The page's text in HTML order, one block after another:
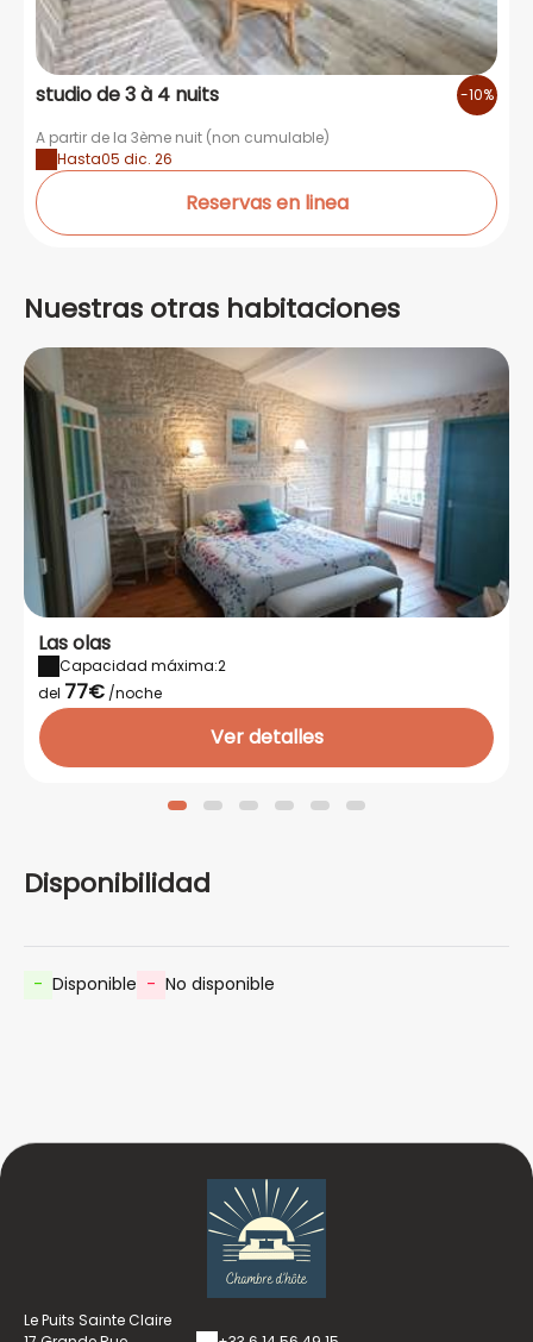
studio de 3 à 4 nuits -10%
A partir de la 3ème nuit (non cumulable)
Hasta05 dic. 26
Reservas en linea
Nuestras otras habitaciones
Las olas
Capacidad máxima:2
del 77€ /noche
Ver detalles
Disponibilidad
- Disponible - No disponible
Le Puits Sainte Claire